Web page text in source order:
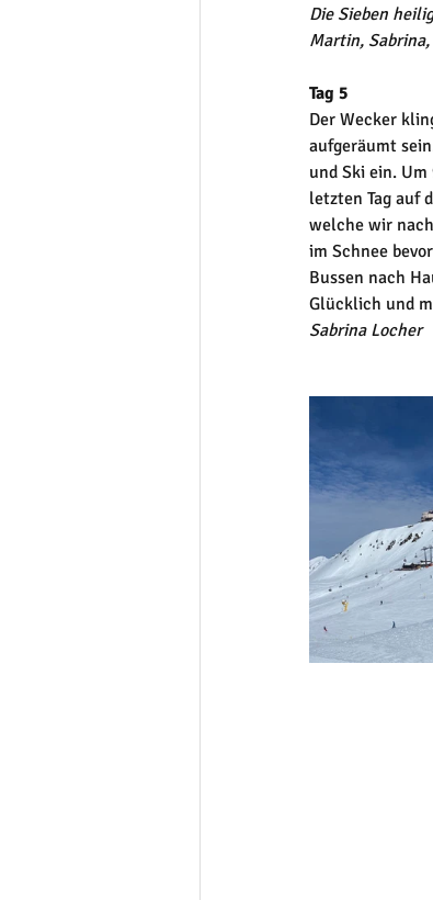
Die Sieben
Martin,
Tag 5
Der Wecker
aufgeräumt
und Ski ein.
letzten Tag auf
welche wir
im Schnee
Bussen nach
Glücklich und
Sabrina Locher